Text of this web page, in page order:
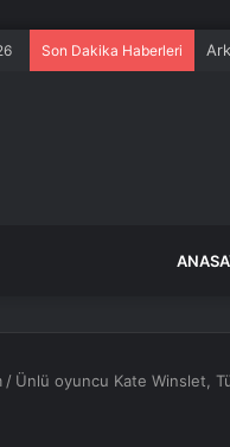
Son Dakika Haberleri
/ Ünlü oyuncu Kate Winslet,